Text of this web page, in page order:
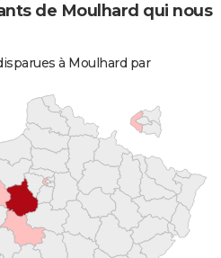
de Moulhard qui nous
à Moulhard par